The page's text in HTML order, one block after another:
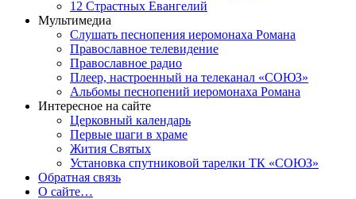
12 Страстных Евангелий
Мультимедиа
Слушать песнопения иеромонаха Романа
Православное телевидение
Православное радио
Плеер, настроенный на телеканал «СОЮЗ»
Альбомы песнопений иеромонаха Романа
Интересное на сайте
Церковный календарь
Первые шаги в храме
Жития Святых
Установка спутниковой тарелки ТК «СОЮЗ»
Обратная связь
О сайте…